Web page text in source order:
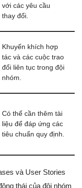
với các yêu cầu
thay đổi.
Khuyến khích hợp
tác và các cuộc trao
đổi liên tục trong đội
nhóm.
Có thể cần thêm tài
liệu để đáp ứng các
tiêu chuẩn quy định.
và User Stories
thái của đội nhóm